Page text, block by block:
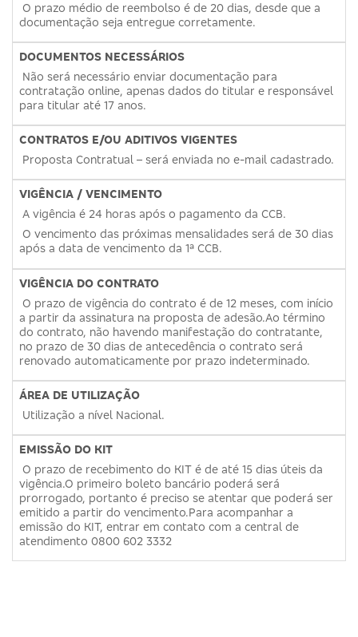
O prazo médio de reembolso é de 20 dias, desde que a
documentação seja entregue corretamente.
DOCUMENTOS NECESSÁRIOS
Não será necessário enviar documentação para
contratação online, apenas dados do titular e responsável
para titular até 17 anos.
CONTRATOS E/OU ADITIVOS VIGENTES
Proposta Contratual – será enviada no e-mail cadastrado.
VIGÊNCIA / VENCIMENTO
A vigência é 24 horas após o pagamento da CCB.
O vencimento das próximas mensalidades será de 30 dias
após a data de vencimento da 1ª CCB.
VIGÊNCIA DO CONTRATO
O prazo de vigência do contrato é de 12 meses, com início
a partir da assinatura na proposta de adesão.Ao término
do contrato, não havendo manifestação do contratante,
no prazo de 30 dias de antecedência o contrato será
renovado automaticamente por prazo indeterminado.
ÁREA DE UTILIZAÇÃO
Utilização a nível Nacional.
EMISSÃO DO KIT
O prazo de recebimento do KIT é de até 15 dias úteis da
vigência.O primeiro boleto bancário poderá será
prorrogado, portanto é preciso se atentar que poderá ser
emitido a partir do vencimento.Para acompanhar a
emissão do KIT, entrar em contato com a central de
atendimento 0800 602 3332